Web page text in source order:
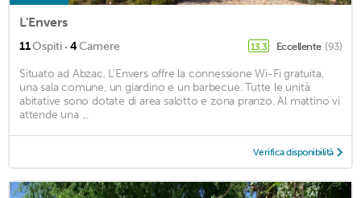
L'Envers
11Ospiti · 4Camere 13,3 Eccellente (93)
Situato ad Abzac, L'Envers offre la connessione Wi-Fi gratuita,
una sala comune, un giardino e un barbecue. Tutte le unità
abitative sono dotate di area salotto e zona pranzo. Al mattino vi
attende una ...
Verifica disponibilità